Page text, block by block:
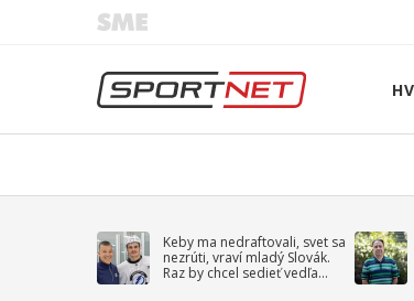
Keby ma nedraftovali, svet sa
nezrúti, vraví mladý Slovák.
Raz by chcel sedieť vedľa